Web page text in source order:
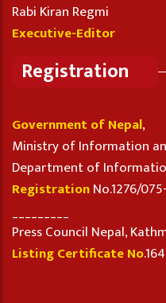
Rabi Kiran Regmi
Executive-Editor
Registration
Government of Nepal,
Ministry of Information
Department of
RegistrationNo.1276/
Press Council Nepal,
Listing Certificate No